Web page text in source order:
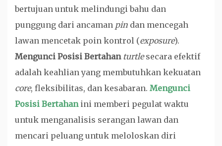
bertujuan untuk melindungi bahu dan
punggung dari ancaman pin dan mencegah
lawan mencetak poin kontrol (exposure).
Mengunci Posisi Bertahan turtlesecara efektif
adalah keahlian yang membutuhkan kekuatan
core, fleksibilitas, dan kesabaran. Mengunci
Posisi Bertahanini memberi pegulat waktu
untuk menganalisis serangan lawan dan
mencari peluang untuk meloloskan diri